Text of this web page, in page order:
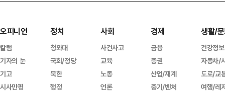
오피니언
칼럼
기자의 눈
기고
시사만평
정치
청와대
국회/정당
북한
행정
사회
사건사고
교육
노동
언론
경제
금융
증권
산업/재계
중기/벤처
생활/
건강정보
자동차/
도로/교
여행/레